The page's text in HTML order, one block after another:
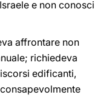
e non conosci
affrontare non
richiedeva
edificanti,